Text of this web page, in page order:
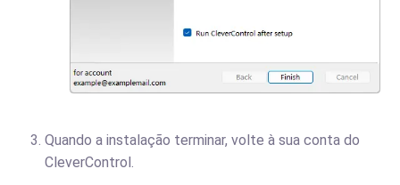
Quando a instalação terminar, volte à sua conta do
CleverControl.